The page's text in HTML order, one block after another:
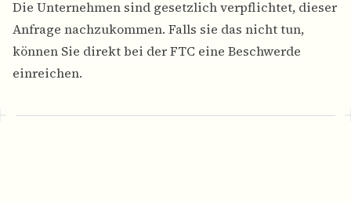
Die Unternehmen sind gesetzlich verpflichtet, dieser
Anfrage nachzukommen. Falls sie das nicht tun,
können Sie direkt bei der FTC eine Beschwerde
einreichen.